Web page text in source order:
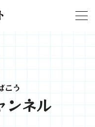
こう
ンネル